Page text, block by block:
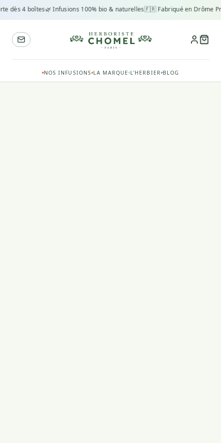
dès 4 boîtes🌿 Infusions 100% bio & naturelles🇫🇷 Fabriqué en Drôme
NOS INFUSIONS LA MARQUE L'HERBIER BLOG